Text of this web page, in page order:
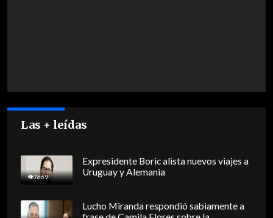
Las + leídas
7669
Expresidente Boric alista nuevos viajes a
Uruguay y Alemania
Lucho Miranda respondió sabiamente a